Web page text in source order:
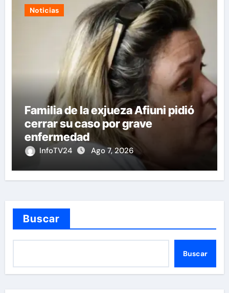
Noticias
Familia de la exjueza Afiuni pidió
cerrar su caso por grave
enfermedad
InfoTV24 Ago 7, 2026
Buscar
Buscar